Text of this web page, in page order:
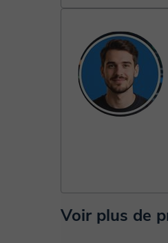
Voir plus de